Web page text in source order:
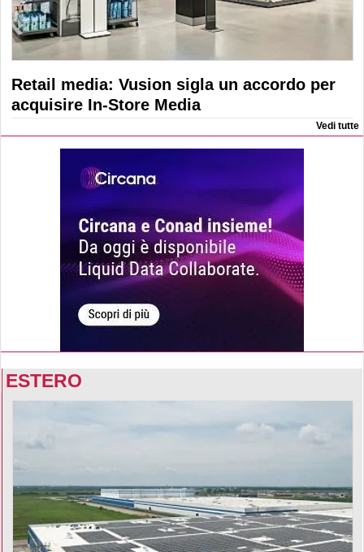
Retail media: Vusion sigla un accordo per
acquisire In-Store Media
Vedi tutte
ESTERO